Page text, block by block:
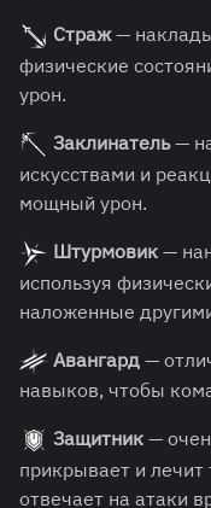
Страж—
физические
урон.
Заклинатель—
искусствами и
мощный урон.
Штурмовик —
используя
наложенные
Авангард —
навыков, чтобы
Защитник —
прикрывает и
отвечает на атаки